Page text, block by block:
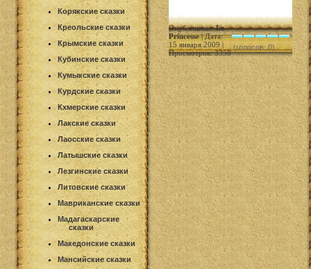
Корякские сказки
Креольские сказки
Крымские сказки
Кубинские сказки
Кумыкские сказки
Курдские сказки
Кхмерские сказки
Лакские сказки
Лаосские сказки
Латышские сказки
Лезгинские сказки
Литовские сказки
Мавриканские сказки
Мадагаскарские
сказки
Македонские сказки
Мансийские сказки
Опубликовал:La
Princesse| Дата:
15 января 2009 |
Просмотров: 3358
(голосов: 0)